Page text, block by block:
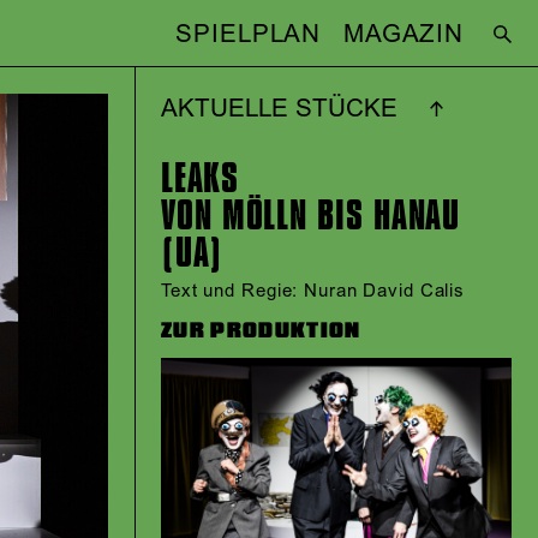
SPIELPLAN MAGAZIN
AKTUELLE STÜCKE
LEAKS
VON MÖLLN BIS HANAU
(UA)
Text und Regie: Nuran David Calis
ZUR PRODUKTION